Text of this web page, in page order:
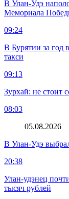
В Улан-Удэ
Мемориала
09:24
В Бурятии за год
такси
09:13
Зурхай: не стоит
08:03
05.08.2026
В Улан-Удэ
20:38
Улан-удэнец
тысяч рублей